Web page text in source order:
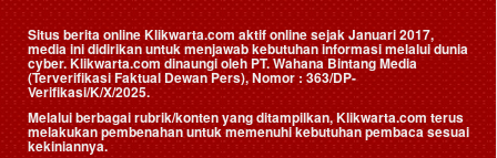
Situs berita online Klikwarta.com aktif online sejak Januari 2017,
media ini didirikan untuk menjawab kebutuhan informasi melalui dunia
cyber. Klikwarta.com dinaungi oleh PT. Wahana Bintang Media
(Terverifikasi Faktual Dewan Pers), Nomor : 363/DP-
Verifikasi/K/X/2025.
Melalui berbagai rubrik/konten yang ditampilkan, Klikwarta.com terus
melakukan pembenahan untuk memenuhi kebutuhan pembaca sesuai
kekiniannya.